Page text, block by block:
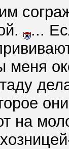
...
меня
на